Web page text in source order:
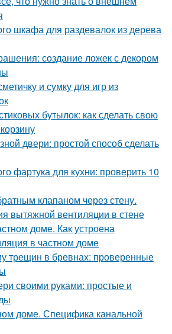
шкафа для раздевалок из дерева
создание ложек с декором
и сумку для игр из
бутылок: как сделать свою
двери: простой способ сделать
фартука для кухни: проверить 10
клапаном через стену.
вытяжной вентиляции в стене
доме. Как устроена
в частном доме
трещин в бревнах: проверенные
своими руками: простые и
доме. Специфика канальной